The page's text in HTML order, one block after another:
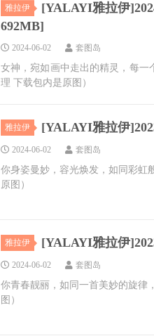
雅拉伊
[YALAYI雅拉伊
692MB]
2024-06-02 套图岛
女神，宛如画中走出的精灵，每一
理 下载包内是原图）
雅拉伊 [YALAYI雅拉伊
2024-06-02 套图岛
你身姿曼妙，容光焕发，如同彩虹
原图）
雅拉伊 [YALAYI雅拉伊
2024-06-02 套图岛
你青春靓丽，如同一首美妙的旋律
图）